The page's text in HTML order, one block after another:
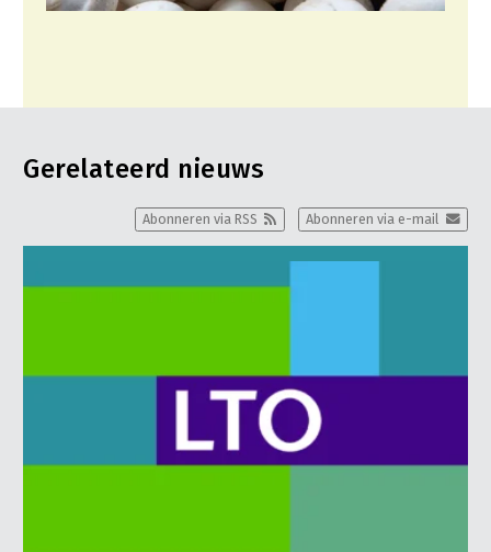
Gerelateerd nieuws
Abonneren via e-mail
Abonneren via RSS